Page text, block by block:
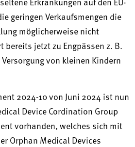
Erkrankungen auf den EU-
geringen Verkaufsmengen die
möglicherweise nicht
bereits jetzt zu Engpässen z. B.
von kleinen Kindern
2024-10 von Juni 2024 ist nun
Device Cordination Group
vorhanden, welches sich mit
Orphan Medical Devices